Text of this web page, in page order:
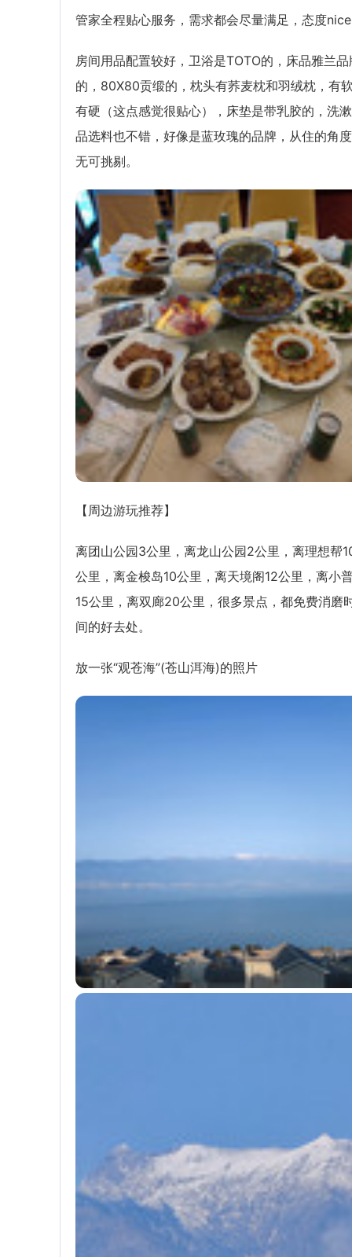
管家全程贴心服务，需求都会尽量满足，态度
房间用品配置较好，卫浴是TOTO的，床品雅兰品
的，80X80贡缎的，枕头有荞麦枕和羽绒枕，有
有硬（这点感觉很贴心），床垫是带乳胶的，洗
品选料也不错，好像是蓝玫瑰的品牌，从住的角
无可挑剔。
【周边游玩推荐】
离团山公园3公里，离龙山公园2公里，离理想帮
公里，离金梭岛10公里，离天境阁12公里，离小
15公里，离双廊20公里，很多景点，都免费消磨
间的好去处。
放一张“观苍海”(苍山洱海)的照片